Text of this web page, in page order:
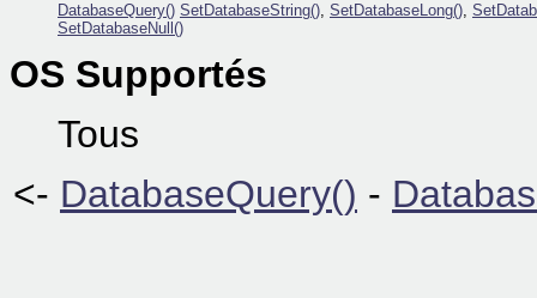
DatabaseQuery() SetDatabaseString(), SetDatabaseLong(),
SetDatabaseNull()
OS Supportés
Tous
<- DatabaseQuery() -